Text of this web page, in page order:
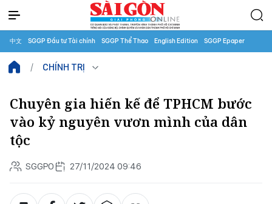
中文 SGGP Đầu tư Tài chính SGGP Thể Thao English Edition SGGP Epaper
CHÍNH TRỊ
Chuyên gia hiến kế để TPHCM bước
vào kỷ nguyên vươn mình của dân
tộc
SGGPO 27/11/2024 09:46